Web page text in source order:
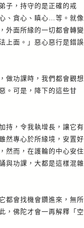
，持守的是正確的戒
、貪心、瞋心…等。就像
外面所緣的一切都會轉變
上面。」惡心惡行是錯誤
功課時，我們都會觀想
。可是，降下的這些甘
，令我執增長，讓它有
然專心於所緣境，安置好
然而，在護輪的中心安住
與功課，大都是這樣混雜
會找機會鑽進來，無所
，佛陀才會一再解釋「空